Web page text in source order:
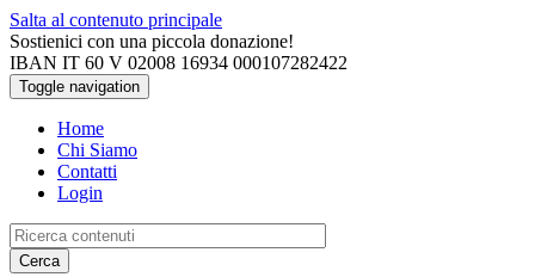
Salta al contenuto principale
Sostienici con una piccola donazione!
IBAN IT 60 V 02008 16934 000107282422
Toggle navigation
Home
Chi Siamo
Contatti
Login
Cerca